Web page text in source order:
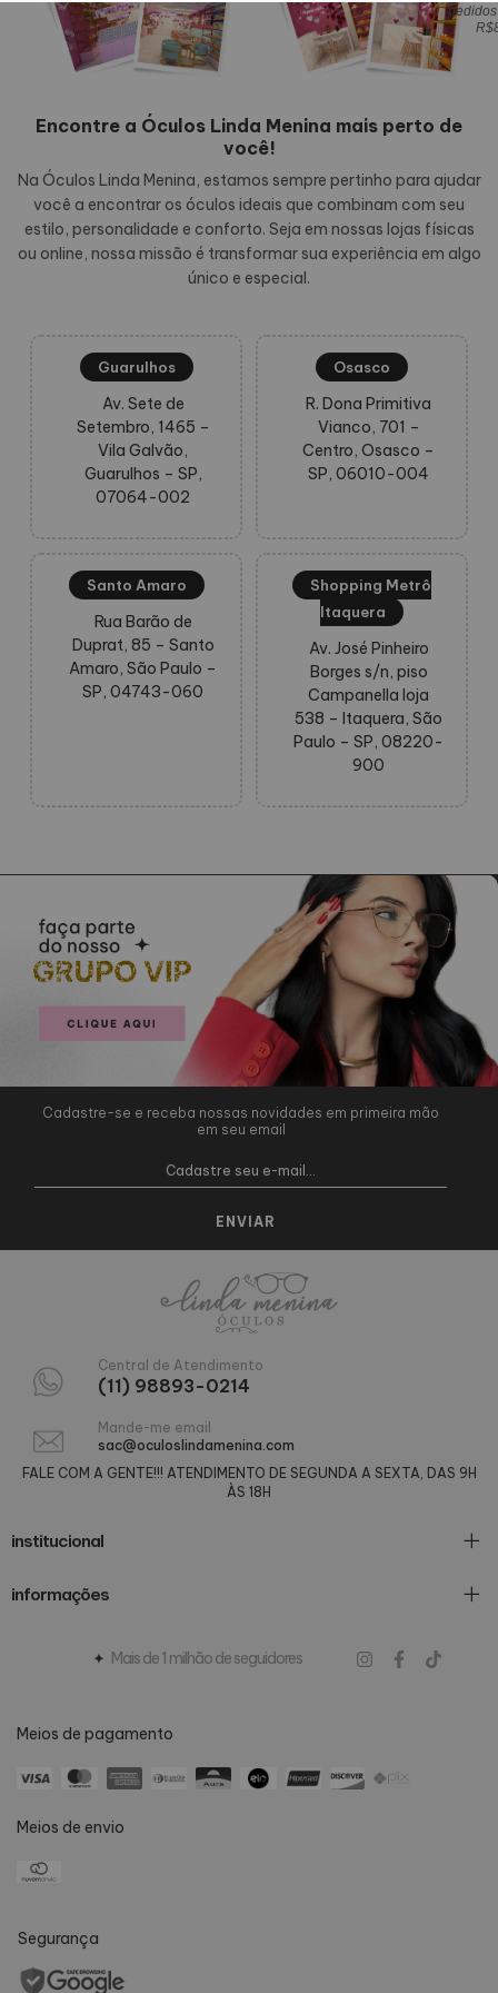
Encontre a Óculos Linda Menina mais perto de
você!
Na Óculos Linda Menina, estamos sempre pertinho para ajudar
você a encontrar os óculos ideais que combinam com seu
estilo, personalidade e conforto. Seja em nossas lojas físicas
ou online, nossa missão é transformar sua experiência em algo
único e especial.
Guarulhos
Av. Sete de
Setembro, 1465 –
Vila Galvão,
Guarulhos – SP,
07064-002
Osasco
R. Dona Primitiva
Vianco, 701 –
Centro, Osasco –
SP, 06010-004
Santo Amaro
Rua Barão de
Duprat, 85 – Santo
Amaro, São Paulo –
SP, 04743-060
Shopping Metrô
Itaquera
Av. José Pinheiro
Borges s/n, piso
Campanella loja
538 – Itaquera, São
Paulo – SP, 08220-
900
Central de Atendimento
(11) 98893-0214
Mande-me email
sac@oculoslindamenina.com
FALE COM A GENTE!!! ATENDIMENTO DE SEGUNDA A SEXTA, DAS 9H
ÀS 18H
institucional
informações
Mais de 1 milhão de seguidores
Cadastre-se e receba nossas novidades em primeira mão
em seu email
Meios de pagamento
Meios de envio
Segurança